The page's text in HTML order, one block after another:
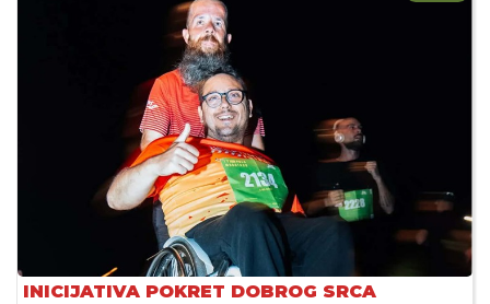
INICIJATIVA POKRET DOBROG SRCA